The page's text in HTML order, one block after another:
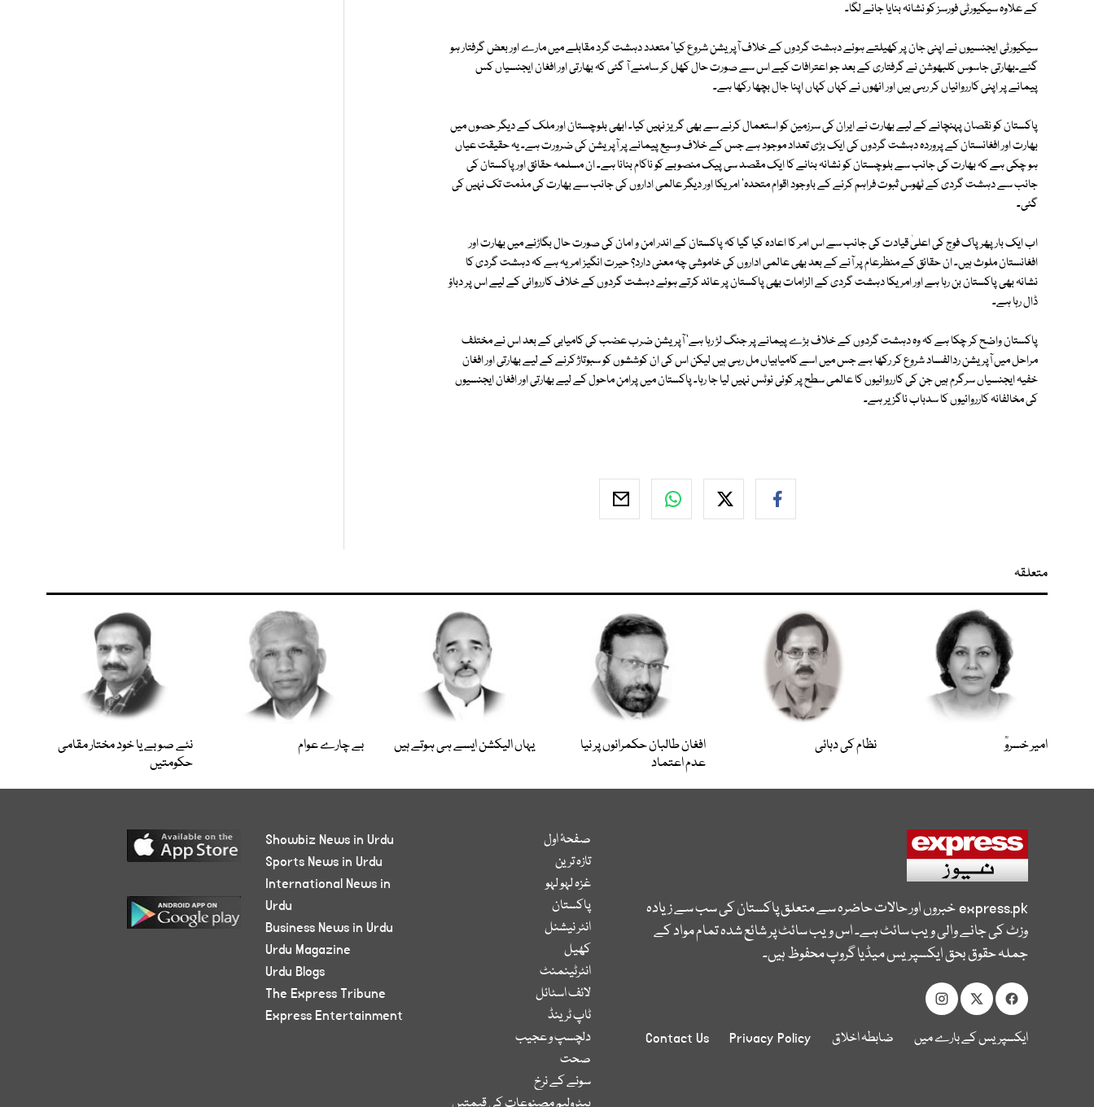
کے علاوہ سیکیورٹی فورسز کو نشانہ بنایا جانے لگا۔
سیکیورٹی ایجنسیوں نے اپنی جان پر کھیلتے ہوئے دہشت گردوں کے خلاف آپریشن شروع کیا' متعدد دہشت گرد مقابلے میں مارے اور بعض گرفتار ہو
گئے۔بھارتی جاسوس کلبھوشن نے گرفتاری کے بعد جو اعترافات کیے اس سے صورت حال کھل کر سامنے آ گئی کہ بھارتی اور افغان ایجنسیاں کس
پیمانے پر اپنی کارروائیاں کر رہی ہیں اور انھوں نے کہاں کہاں اپنا جال بچھا رکھا ہے۔
پاکستان کو نقصان پہنچانے کے لیے بھارت نے ایران کی سرزمین کو استعمال کرنے سے بھی گریز نہیں کیا۔ ابھی بلوچستان اور ملک کے دیگر حصوں میں
بھارت اور افغانستان کے پروردہ دہشت گردوں کی ایک بڑی تعداد موجود ہے جس کے خلاف وسیع پیمانے پر آپریشن کی ضرورت ہے۔ یہ حقیقت عیاں
ہو چکی ہے کہ بھارت کی جانب سے بلوچستان کو نشانہ بنانے کا ایک مقصد سی پیک منصوبے کو ناکام بنانا ہے۔ ان مسلمہ حقائق اور پاکستان کی
جانب سے دہشت گردی کے ٹھوس ثبوت فراہم کرنے کے باوجود اقوام متحدہ' امریکا اور دیگر عالمی اداروں کی جانب سے بھارت کی مذمت تک نہیں کی
گئی۔
اب ایک بار پھر پاک فوج کی اعلیٰ قیادت کی جانب سے اس امر کا اعادہ کیا گیا کہ پاکستان کے اندر امن و امان کی صورت حال بگاڑنے میں بھارت اور
افغانستان ملوث ہیں۔ ان حقائق کے منظرعام پر آنے کے بعد بھی عالمی اداروں کی خاموشی چہ معنی دارد؟ حیرت انگیز امر یہ ہے کہ دہشت گردی کا
نشانہ بھی پاکستان بن رہا ہے اور امریکا دہشت گردی کے الزامات بھی پاکستان پر عائد کرتے ہوئے دہشت گردوں کے خلاف کارروائی کے لیے اس پر دباؤ
ڈال رہا ہے۔
پاکستان واضح کر چکا ہے کہ وہ دہشت گردوں کے خلاف بڑے پیمانے پر جنگ لڑ رہا ہے' آپریشن ضرب عضب کی کامیابی کے بعد اس نے مختلف
مراحل میں آپریشن ردالفساد شروع کر رکھا ہے جس میں اسے کامیابیاں مل رہی ہیں لیکن اس کی ان کوششوں کو سبوتاژ کرنے کے لیے بھارتی اور افغان
خفیہ ایجنسیاں سرگرم ہیں جن کی کارروائیوں کا عالمی سطح پر کوئی نوٹس نہیں لیا جا رہا۔ پاکستان میں پرامن ماحول کے لیے بھارتی اور افغان ایجنسیوں
کی مخالفانہ کارروائیوں کا سدباب ناگزیر ہے۔
متعلقہ
امیر خسروؒ نظام کی دہائی
افغان طالبان حکمرانوں پر نیا
عدم اعتماد
یہاں الیکشن ایسے ہی ہوتے ہیں بے چارے عوام
نئے صوبے یا خود مختار مقامی
حکومتیں
express.pkخبروں اور حالات حاضرہ سے متعلق پاکستان کی سب سے زیادہ
وزٹ کی جانے والی ویب سائٹ ہے۔ اس ویب سائٹ پر شائع شدہ تمام مواد کے
جملہ حقوق بحق ایکسپریس میڈیا گروپ محفوظ ہیں۔
ایکسپریس کے بارے میں ضابطہ اخلاق Privacy Policy
Contact Us
صفحۂ اول
تازہ ترین
غزہ لہو لہو
پاکستان
انٹر نیشنل
کھیل
انٹرٹینمنٹ
لائف اسٹائل
ٹاپ ٹرینڈ
دلچسپ و عجیب
صحت
سونے کے نرخ
Showbiz News in Urdu
Sports News in Urdu
International News in
Urdu
Business News in Urdu
Urdu Magazine
Urdu Blogs
The Express Tribune
Express Entertainment